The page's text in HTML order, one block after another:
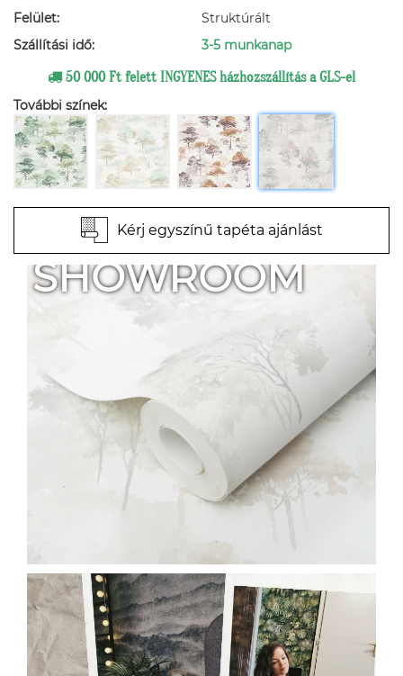
Felület:
Struktúrált
Szállítási idő:
3-5 munkanap
50 000 Ft felett INGYENES házhozszállítás a GLS-el
További színek:
Kérj egyszínű tapéta ajánlást
SHOWROOM